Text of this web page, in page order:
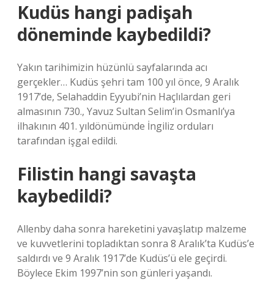
Kudüs hangi padişah
döneminde kaybedildi?
Yakın tarihimizin hüzünlü sayfalarında acı
gerçekler… Kudüs şehri tam 100 yıl önce, 9 Aralık
1917’de, Selahaddin Eyyubi’nin Haçlılardan geri
almasının 730., Yavuz Sultan Selim’in Osmanlı’ya
ilhakının 401. yıldönümünde İngiliz orduları
tarafından işgal edildi.
Filistin hangi savaşta
kaybedildi?
Allenby daha sonra hareketini yavaşlatıp malzeme
ve kuvvetlerini topladıktan sonra 8 Aralık’ta Kudüs’e
saldırdı ve 9 Aralık 1917’de Kudüs’ü ele geçirdi.
Böylece Ekim 1997’nin son günleri yaşandı.